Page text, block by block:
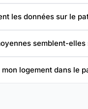
les données sur le
semblent-elles
logement dans le